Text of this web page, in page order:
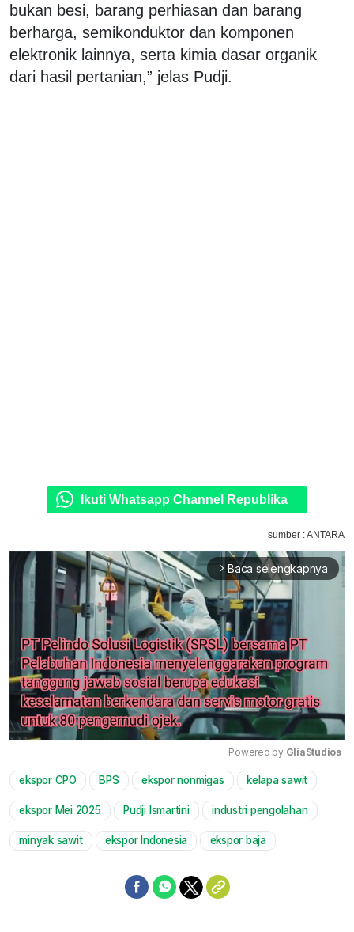
bukan besi, barang perhiasan dan barang
berharga, semikonduktor dan komponen
elektronik lainnya, serta kimia dasar organik
dari hasil pertanian,” jelas Pudji.
Ikuti Whatsapp Channel Republika
sumber : ANTARA
arrow_forward_ios Baca selengkapnya
Mute
Powered by GliaStudios
ekspor CPO BPS ekspor nonmigas kelapa sawit
ekspor Mei 2025 Pudji Ismartini industri pengolahan
minyak sawit ekspor Indonesia ekspor baja